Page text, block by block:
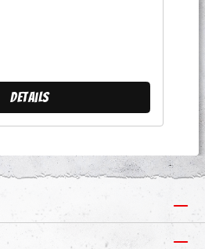
Details